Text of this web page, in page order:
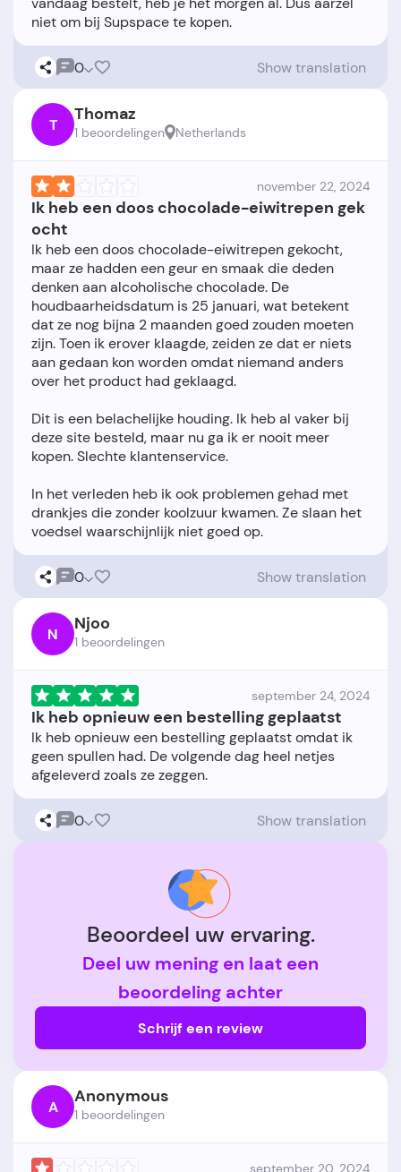
0 Show translation
T Thomaz
1 beoordelingen Netherlands
november 22, 2024
Ik heb een doos chocolade-eiwitrepen gek
ocht
Ik heb een doos chocolade-eiwitrepen gekocht,
maar ze hadden een geur en smaak die deden
denken aan alcoholische chocolade. De
houdbaarheidsdatum is 25 januari, wat betekent
dat ze nog bijna 2 maanden goed zouden moeten
zijn. Toen ik erover klaagde, zeiden ze dat er niets
aan gedaan kon worden omdat niemand anders
over het product had geklaagd.
Dit is een belachelijke houding. Ik heb al vaker bij
deze site besteld, maar nu ga ik er nooit meer
kopen. Slechte klantenservice.
In het verleden heb ik ook problemen gehad met
drankjes die zonder koolzuur kwamen. Ze slaan het
0 Show translation
N Njoo
1 beoordelingen
september 24, 2024
Ik heb opnieuw een bestelling geplaatst
Ik heb opnieuw een bestelling geplaatst omdat ik
geen spullen had. De volgende dag heel netjes
0 Show translation
Beoordeel uw ervaring.
Deel uw mening en laat een
beoordeling achter
Schrijf een review
A Anonymous
1 beoordelingen
september 20, 2024